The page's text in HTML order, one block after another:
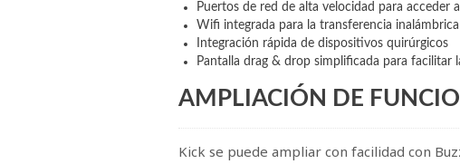
Puertos de red de alta velocidad para acceder
Wifi integrada para la transferencia
Integración rápida de dispositivos quirúrgicos
Pantalla drag & drop simplificada para
AMPLIACIÓN DE
Kick se puede ampliar con facilidad con